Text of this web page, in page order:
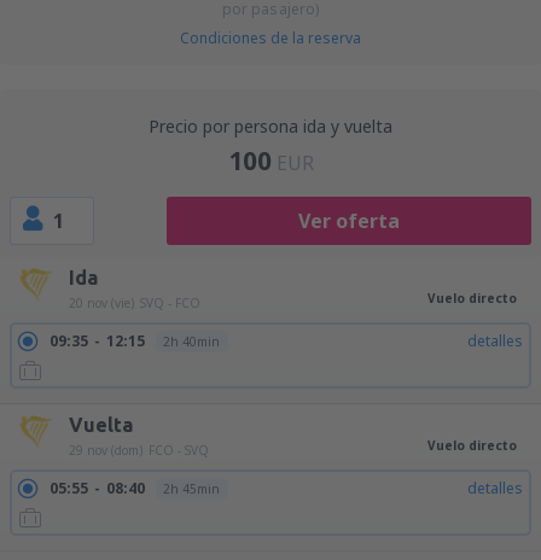
por pasajero)
Condiciones de la reserva
Precio por persona ida y vuelta
100 EUR
1 Ver oferta
Ida
20 nov (vie) SVQ - FCO Vuelo directo
09:35 12:15 2h 40min detalles
Vuelta
29 nov (dom) FCO - SVQ Vuelo directo
05:55 08:40 2h 45min detalles